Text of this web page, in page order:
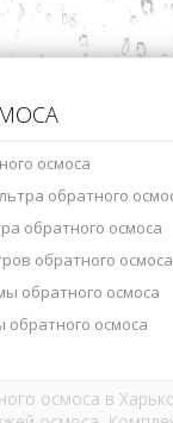
осмоса
обратного
обратного осмоса
обратного осмоса
обратного осмоса
осмоса
осмоса в